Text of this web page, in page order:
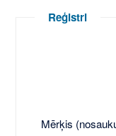
Reģistri
Mērķis